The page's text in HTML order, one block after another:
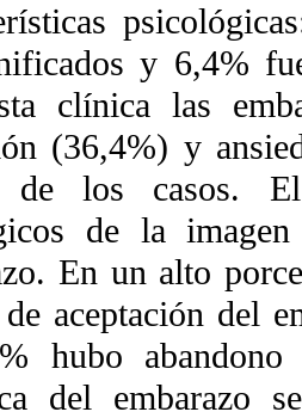
y 6,4%
clínica las
(36,4%) y
de los casos.
de la
En un alto
aceptación del
hubo
del embarazo